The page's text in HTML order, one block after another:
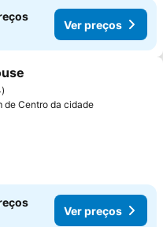
Ver preços
aos favoritos
de Centro da cidade
Ver preços